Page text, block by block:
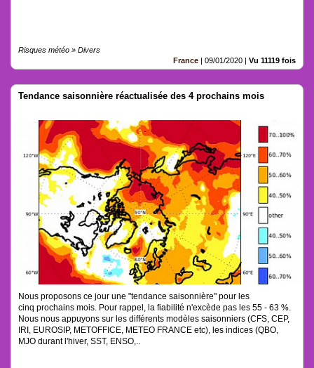
Risques météo » Divers
France | 09/01/2020 | Vu 11119 fois
Tendance saisonnière réactualisée des 4 prochains mois
Nous proposons ce jour une "tendance saisonnière" pour les
cinq prochains mois. Pour rappel, la fiabilité n'excède pas les 55 - 63 %.
Nous nous appuyons sur les différents modèles saisonniers (CFS, CEP,
IRI, EUROSIP, METOFFICE, METEO FRANCE etc), les indices (QBO,
MJO durant l'hiver, SST, ENSO,..